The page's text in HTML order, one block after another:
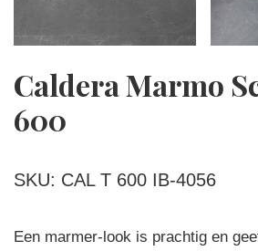
Caldera Marmo
600
SKU: CAL T 600 IB-4056
Een marmer-look is prachtig en